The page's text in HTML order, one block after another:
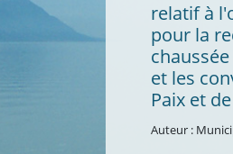
relatif à
pour la
et les
Paix et
Auteur :